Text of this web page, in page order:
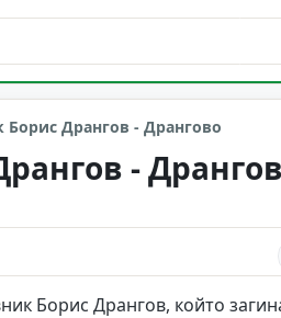
Дрангов - Дрангово
-
Борис Дрангов, който